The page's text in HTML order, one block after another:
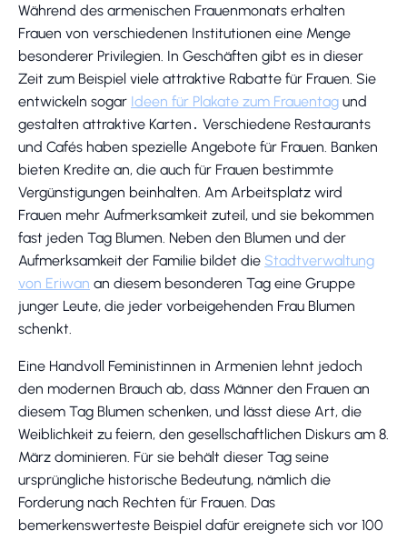
Während des armenischen Frauenmonats erhalten
Frauen von verschiedenen Institutionen eine Menge
besonderer Privilegien. In Geschäften gibt es in dieser
Zeit zum Beispiel viele attraktive Rabatte für Frauen. Sie
entwickeln sogar Ideen für Plakate zum Frauentag und
gestalten attraktive Karten․ Verschiedene Restaurants
und Cafés haben spezielle Angebote für Frauen. Banken
bieten Kredite an, die auch für Frauen bestimmte
Vergünstigungen beinhalten. Am Arbeitsplatz wird
Frauen mehr Aufmerksamkeit zuteil, und sie bekommen
fast jeden Tag Blumen. Neben den Blumen und der
Aufmerksamkeit der Familie bildet die Stadtverwaltung
von Eriwan an diesem besonderen Tag eine Gruppe
junger Leute, die jeder vorbeigehenden Frau Blumen
schenkt.
Eine Handvoll Feministinnen in Armenien lehnt jedoch
den modernen Brauch ab, dass Männer den Frauen an
diesem Tag Blumen schenken, und lässt diese Art, die
Weiblichkeit zu feiern, den gesellschaftlichen Diskurs am 8.
März dominieren. Für sie behält dieser Tag seine
ursprüngliche historische Bedeutung, nämlich die
Forderung nach Rechten für Frauen. Das
bemerkenswerteste Beispiel dafür ereignete sich vor 100